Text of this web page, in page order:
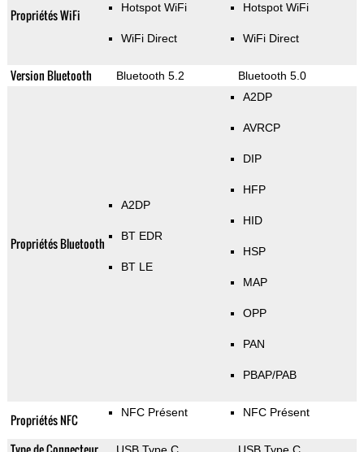
Propriétés WiFi Hotspot WiFi
WiFi Direct
Hotspot WiFi
WiFi Direct
Version Bluetooth Bluetooth 5.2 Bluetooth 5.0
Propriétés Bluetooth
A2DP
BT EDR
BT LE
A2DP
AVRCP
DIP
HFP
HID
HSP
MAP
OPP
PAN
PBAP/PAB
Propriétés NFC NFC Présent NFC Présent